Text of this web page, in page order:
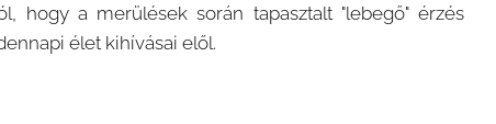
hogy a merülések során tapasztalt "lebegő" érzés
élet kihívásai elől.